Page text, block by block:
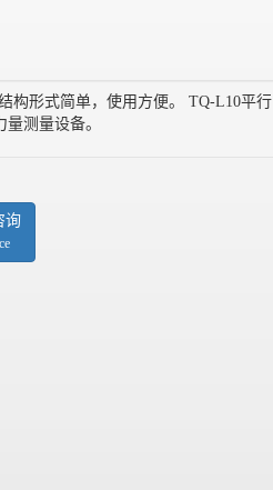
构形式简单，使用方便。 TQ-L10平行
量测量设备。
询